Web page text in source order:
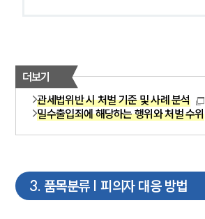
더보기
관세법위반 시 처벌 기준 및 사례 분석
밀수출입죄에 해당하는 행위와 처벌 수위
3. 품목분류 | 피의자 대응 방법